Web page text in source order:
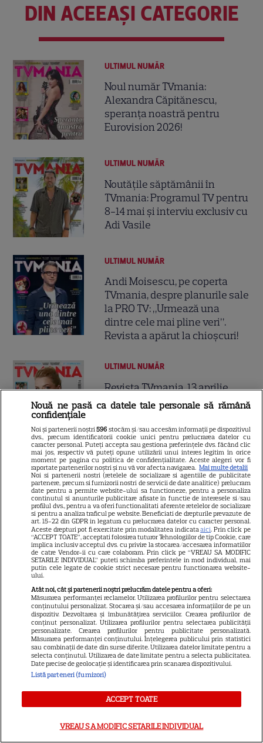
DIN ACEEAȘI CATEGORIE
ULTIMUL NUMĂR
Noul număr TVmania:
Alexandra Căpitănescu,
speranța noastră pentru
Eurovision 2026!
ULTIMUL NUMĂR
Noutățile săptămânii în
TVmania: Programul TV pentru
8-14 mai și interviu exclusiv cu
Adi Vasile
ULTIMUL NUMĂR
Andi Moisescu, pe coperta
TVmania, despre planurile sale
la PRO TV: „Urmează una
dintre cele mai pline veri”.
Revista a apărut la chioșcuri!
21
ULTIMUL NUMĂR
Revista TVmania, 13 aprilie
2026. Victoria Răileanu, pe
coperta noului număr
Incident neașteptat în direct »
Prezentatoarea TV a arătat mai
mult decât și-ar fi dorit: „Știe
ce face, e cu intenție”
Gest uriaș: iubita finalistului
argentinian a prezentat
cadourile primite de la Lionel
Messi
Surpriză pentru elevi și părinți!
Școala începe mai devreme ca
Nouă ne pasă ca datele tale personale să rămână
confidențiale
Noi și partenerii noștri596 stocăm și/sau accesăm informații pe dispozitivul
dvs., precum identificatorii cookie unici pentru prelucrarea datelor cu
caracter personal. Puteți accepta sau gestiona preferințele dvs. făcând clic
mai jos, respectiv vă puteți opune utilizării unui interes legitim în orice
moment pe pagina cu politica de confidențialitate. Aceste alegeri vor fi
raportate partenerilor noștri și nu vă vor afecta navigarea. Mai multe detalii
Noi si partenerii nostri (retelele de socializare si agentiile de publicitate
partenere, precum si furnizorii nostri de servicii de date analitice) prelucram
date pentru a permite website-ului sa functioneze, pentru a personaliza
continutul si anunturile publicitare afisate in functie de interesele si/sau
profilul dvs., pentru a va oferi functionalitati aferente retelelor de socializare
si pentru a analiza traficul pe website. Beneficiati de drepturile prevazute de
art. 15-22 din GDPR in legatura cu prelucrarea datelor cu caracter personal.
Aceste drepturi pot fi exercitate prin modalitatea indicataaici. Prin click pe
“ACCEPT TOATE”, acceptati folosirea tuturor Tehnologiilor de tip Cookie, care
implica inclusiv acceptul dvs. cu privire la stocarea/accesarea informatiilor
de catre Vendor-ii cu care colaboram. Prin click pe “VREAU SA MODIFIC
SETARILE INDIVIDUAL” puteti schimba preferintele in mod individual, mai
putin cele legate de cookie strict necesare pentru functionarea website-
ului.
Atât noi, cât și partenerii noștri prelucrăm datele pentru a oferi:
Măsurarea performanței reclamelor. Utilizarea profilurilor pentru selectarea
conținutului personalizat. Stocarea și/sau accesarea informațiilor de pe un
dispozitiv. Dezvoltarea și îmbunătățirea serviciilor. Crearea profilurilor de
conținut personalizat. Utilizarea profilurilor pentru selectarea publicității
personalizate. Crearea profilurilor pentru publicitate personalizată.
Măsurarea performanței conținutului. Înțelegerea publicului prin statistici
sau combinații de date din surse diferite. Utilizarea datelor limitate pentru a
selecta conținutul. Utilizarea de date limitate pentru a selecta publicitatea.
Date precise de geolocație și identificarea prin scanarea dispozitivului.
Listă parteneri (furnizori)
ACCEPT TOATE
VREAU SA MODIFIC SETARILE INDIVIDUAL